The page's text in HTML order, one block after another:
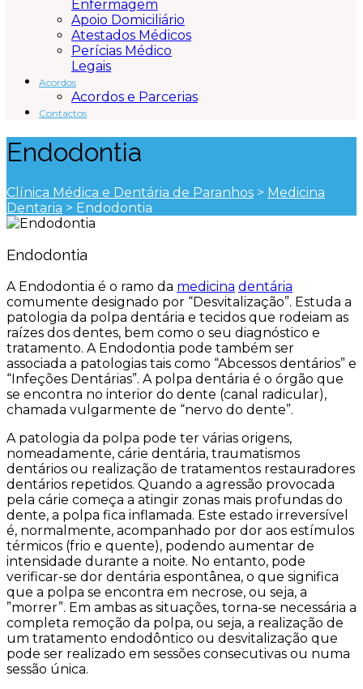
Enfermagem
Apoio Domiciliário
Atestados Médicos
Perícias Médico
Legais
Acordos
Acordos e Parcerias
Contactos
Endodontia
Clínica Médica e Dentária de Paranhos > Medicina
Dentaria > Endodontia
Endodontia
A Endodontia é o ramo da medicina dentária
comumente designado por “Desvitalização”. Estuda a
patologia da polpa dentária e tecidos que rodeiam as
raízes dos dentes, bem como o seu diagnóstico e
tratamento. A Endodontia pode também ser
associada a patologias tais como “Abcessos dentários” e
“Infeções Dentárias”. A polpa dentária é o órgão que
se encontra no interior do dente (canal radicular),
chamada vulgarmente de “nervo do dente”.
A patologia da polpa pode ter várias origens,
nomeadamente, cárie dentária, traumatismos
dentários ou realização de tratamentos restauradores
dentários repetidos. Quando a agressão provocada
pela cárie começa a atingir zonas mais profundas do
dente, a polpa fica inflamada. Este estado irreversível
é, normalmente, acompanhado por dor aos estímulos
térmicos (frio e quente), podendo aumentar de
intensidade durante a noite. No entanto, pode
verificar-se dor dentária espontânea, o que significa
que a polpa se encontra em necrose, ou seja, a
”morrer”. Em ambas as situações, torna-se necessária a
completa remoção da polpa, ou seja, a realização de
um tratamento endodôntico ou desvitalização que
pode ser realizado em sessões consecutivas ou numa
sessão única.